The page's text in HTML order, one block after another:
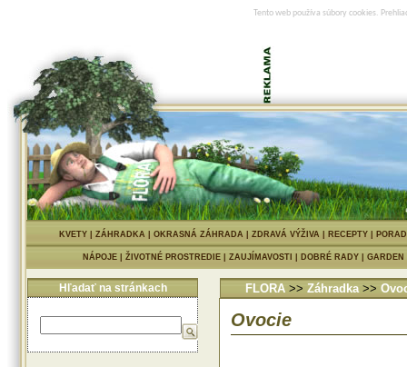
Tento web používa súbory cookies.
KVETY| ZÁHRADKA| OKRASNÁ ZÁHRADA| ZDRAVÁ VÝŽIVA| RECEPTY|
NÁPOJE ŽIVOTNÉ PROSTREDIE ZAUJÍMAVOSTI DOBRÉ RADY
Hľadať na stránkach FLORA >> Záhradka >>
Ovocie